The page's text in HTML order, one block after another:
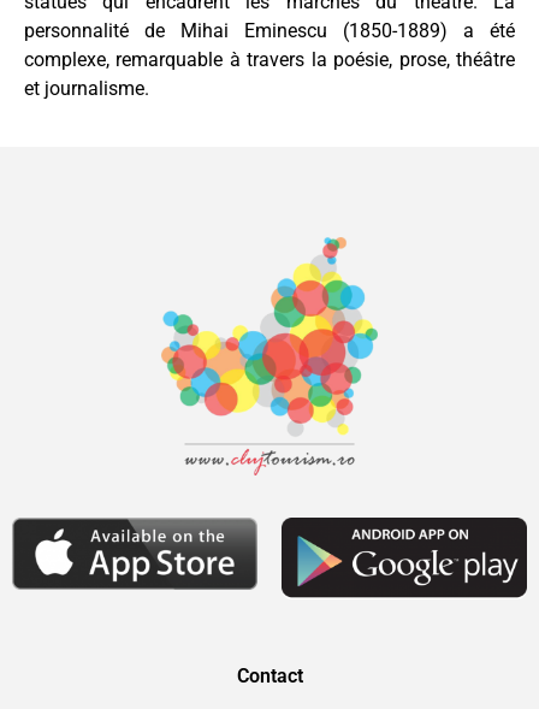
personnalité de Mihai Eminescu (1850-1889) a été
complexe, remarquable à travers la poésie, prose, théâtre
et journalisme.
Contact